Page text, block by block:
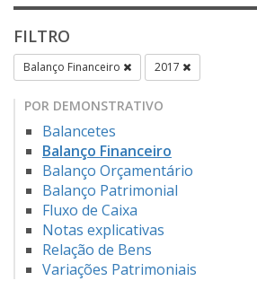
FILTRO
Balanço Financeiro 2017
POR DEMONSTRATIVO
Balancetes
Balanço Financeiro
Balanço Orçamentário
Balanço Patrimonial
Fluxo de Caixa
Notas explicativas
Relação de Bens
Variações Patrimoniais